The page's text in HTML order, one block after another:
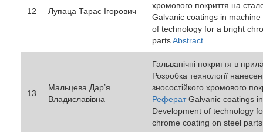
12 Лупаца Тарас Ігорович
хромового покриття на
Galvanic coatings in
of technology for a bright
partsAbstract
13
Мальцева Дар’я
Владиславівна
Гальванічні покриття в
Розробка технології
зносостійкого хромового
РефератGalvanic coatings
Development of technology
chrome coating on steel